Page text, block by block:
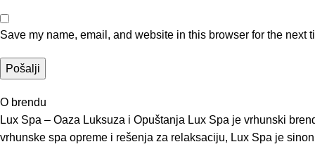
Save my name, email, and website in this browser for the next
O brendu
Lux Spa – Oaza Luksuza i Opuštanja Lux Spa je vrhunski
vrhunske spa opreme i rešenja za relaksaciju, Lux Spa je